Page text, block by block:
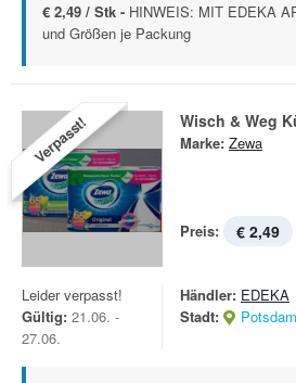
€ 2,49 / Stk - HINWEIS: MIT EDEKA
und Größen je Packung
Verpasst! Wisch & Weg
Marke: Zewa
Preis: € 2,49
Leider verpasst!
Gültig: 21.06. -
27.06.
Händler: EDEKA
Stadt:
Potsdam